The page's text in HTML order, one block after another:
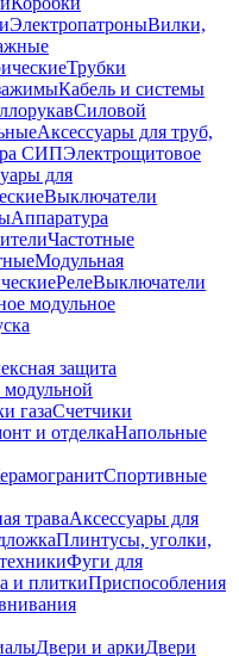
ЭлектропатроныВилки,
Трубки
Кабель и системы
Силовой
Аксессуары для труб,
СИПЭлектрощитовое
для
Выключатели
Аппаратура
Частотные
Модульная
РелеВыключатели
модульное
защита
модульной
газаСчетчики
и отделкаНапольные
Спортивные
траваАксессуары для
Плинтусы, уголки,
Фуги для
и плиткиПриспособления
Двери и аркиДвери